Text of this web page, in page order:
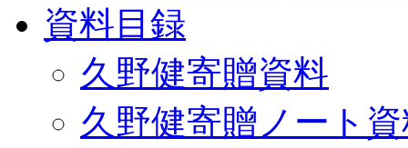
資料目録
久野健寄贈資料
久野健寄贈ノート